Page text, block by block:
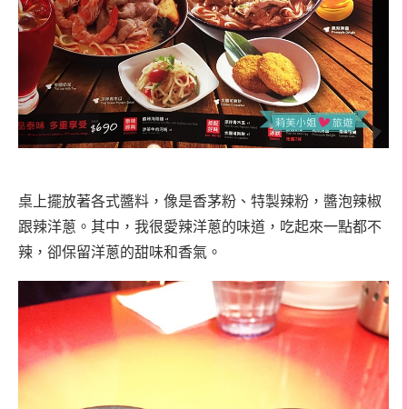
桌上擺放著各式醬料，像是香茅粉、特製辣粉，醬泡辣椒
跟辣洋蔥。其中，我很愛辣洋蔥的味道，吃起來一點都不
辣，卻保留洋蔥的甜味和香氣。